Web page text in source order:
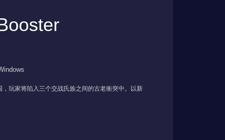
玩家将陷入三个交战氏族之间的古老衝突中。以新